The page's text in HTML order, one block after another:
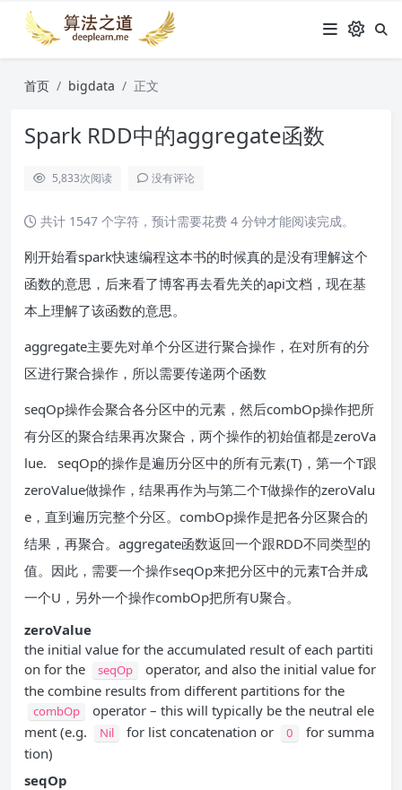
首页 bigdata 正文
Spark RDD中的aggregate函数
5,833次阅读 没有评论
共计 1547 个字符，预计需要花费 4 分钟才能阅读完成。
刚开始看spark快速编程这本书的时候真的是没有理解这个
函数的意思，后来看了博客再去看先关的api文档，现在基
本上理解了该函数的意思。
aggregate主要先对单个分区进行聚合操作，在对所有的分
区进行聚合操作，所以需要传递两个函数
seqOp操作会聚合各分区中的元素，然后combOp操作把所
有分区的聚合结果再次聚合，两个操作的初始值都是zeroVa
lue. seqOp的操作是遍历分区中的所有元素(T)，第一个T跟
zeroValue做操作，结果再作为与第二个T做操作的zeroValu
e，直到遍历完整个分区。combOp操作是把各分区聚合的
结果，再聚合。aggregate函数返回一个跟RDD不同类型的
值。因此，需要一个操作seqOp来把分区中的元素T合并成
一个U，另外一个操作combOp把所有U聚合。
zeroValue
the initial value for the accumulated result of each partiti
on for the
seqOp
operator, and also the initial value for
the combine results from different partitions for the
combOp
operator – this will typically be the neutral ele
ment (e.g.
Nil for list concatenation or 0
for summa
tion)
seqOp